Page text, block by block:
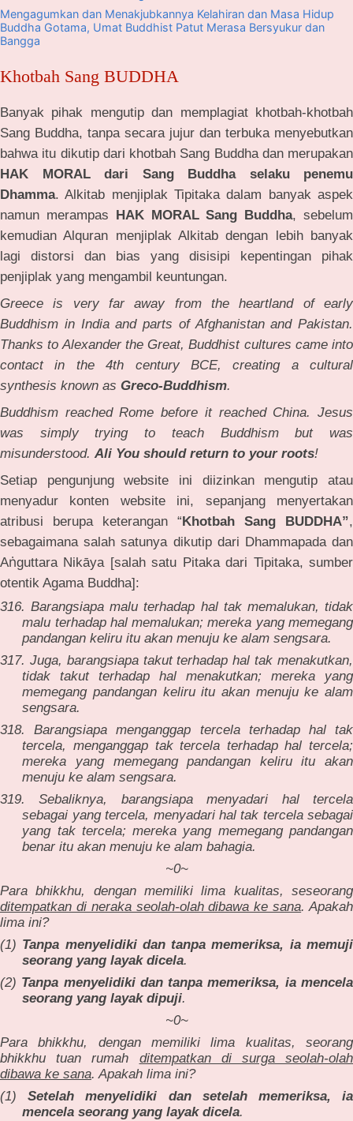
Mengagumkan dan Menakjubkannya Kelahiran dan Masa Hidup
Buddha Gotama, Umat Buddhist Patut Merasa Bersyukur dan
Bangga
Khotbah Sang BUDDHA
Banyak pihak mengutip dan memplagiat khotbah-khotbah
Sang Buddha, tanpa secara jujur dan terbuka menyebutkan
bahwa itu dikutip dari khotbah Sang Buddha dan merupakan
HAK MORAL dari Sang Buddha selaku penemu
Dhamma. Alkitab menjiplak Tipitaka dalam banyak aspek
namun merampas HAK MORAL Sang Buddha, sebelum
kemudian Alquran menjiplak Alkitab dengan lebih banyak
lagi distorsi dan bias yang disisipi kepentingan pihak
penjiplak yang mengambil keuntungan.
Greece is very far away from the heartland of early
Buddhism in India and parts of Afghanistan and Pakistan.
Thanks to Alexander the Great, Buddhist cultures came into
contact in the 4th century BCE, creating a cultural
synthesis known as Greco-Buddhism.
Buddhism reached Rome before it reached China. Jesus
was simply trying to teach Buddhism but was
misunderstood. Ali You should return to your roots!
Setiap pengunjung website ini diizinkan mengutip atau
menyadur konten website ini, sepanjang menyertakan
atribusi berupa keterangan “Khotbah Sang BUDDHA”,
sebagaimana salah satunya dikutip dari Dhammapada dan
Aṅguttara Nikāya [salah satu Pitaka dari Tipitaka, sumber
otentik Agama Buddha]:
316. Barangsiapa malu terhadap hal tak memalukan, tidak
malu terhadap hal memalukan; mereka yang memegang
pandangan keliru itu akan menuju ke alam sengsara.
317. Juga, barangsiapa takut terhadap hal tak menakutkan,
tidak takut terhadap hal menakutkan; mereka yang
memegang pandangan keliru itu akan menuju ke alam
sengsara.
318. Barangsiapa menganggap tercela terhadap hal tak
tercela, menganggap tak tercela terhadap hal tercela;
mereka yang memegang pandangan keliru itu akan
menuju ke alam sengsara.
319. Sebaliknya, barangsiapa menyadari hal tercela
sebagai yang tercela, menyadari hal tak tercela sebagai
yang tak tercela; mereka yang memegang pandangan
benar itu akan menuju ke alam bahagia.
~0~
Para bhikkhu, dengan memiliki lima kualitas, seseorang
ditempatkan di neraka seolah-olah dibawa ke sana. Apakah
lima ini?
(1) Tanpa menyelidiki dan tanpa memeriksa, ia memuji
seorang yang layak dicela.
(2) Tanpa menyelidiki dan tanpa memeriksa, ia mencela
seorang yang layak dipuji.
~0~
Para bhikkhu, dengan memiliki lima kualitas, seorang
bhikkhu tuan rumah ditempatkan di surga seolah-olah
dibawa ke sana. Apakah lima ini?
(1)Setelah menyelidiki dan setelah memeriksa, ia
mencela seorang yang layak dicela.